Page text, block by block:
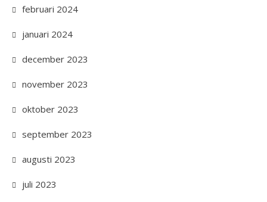
februari 2024
januari 2024
december 2023
november 2023
oktober 2023
september 2023
augusti 2023
juli 2023